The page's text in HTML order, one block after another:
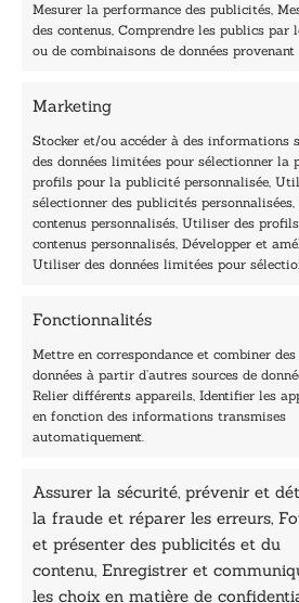
Mesurer la performance des publicités,
des contenus, Comprendre les publics
ou de combinaisons de données
Marketing
Stocker et/ou accéder à des informations
des données limitées pour sélectionner la
profils pour la publicité personnalisée,
sélectionner des publicités
contenus personnalisés, Utiliser des
contenus personnalisés, Développer et
Utiliser des données limitées pour
Fonctionnalités
Mettre en correspondance et combiner des
données à partir d’autres sources de
Relier différents appareils, Identifier les
en fonction des informations transmises
automatiquement.
Assurer la sécurité, prévenir et
la fraude et réparer les erreurs,
et présenter des publicités et du
contenu, Enregistrer et
les choix en matière de
E
-
40, rue du Louvre 75001 Paris
Horaires du standard
De mardi à vendredi :
9h - 12h et 13h30 - 16h30
Lundi, samedi et dimanche : fermé
Navigation
Accueil
Les Plumes du Lys Bleu
Prix sciences humaines et sociales
Nos collections
Nos auteurs
Catalogue
Sciences humaines
Pratique
Le Petit Lys
Données légales